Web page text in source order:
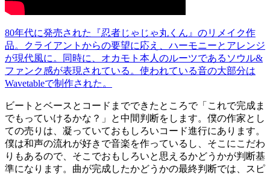
80年代に発売された『忍者じゃじゃ丸くん』のリメイク作
品。クライアントからの要望に応え、ハーモニーとアレンジ
が現代風に。同時に、オカモト本人のルーツであるソウル&
ファンク感が表現されている。使われている音の大部分は
Wavetableで制作された。
ビートとベースとコードまでできたところで「これで完成ま
でもっていけるかな？」と中間判断をします。僕の作家とし
ての売りは、凝っていておもしろいコード進行にあります。
僕は和声の流れが好きで音楽を作っているし、そこにこだわ
りもあるので、そこでおもしろいと思えるかどうかが判断基
準になります。曲が完成したかどうかの最終判断では、スピ